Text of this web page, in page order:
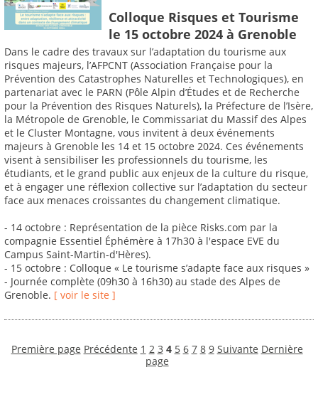
Colloque Risques et Tourisme
le 15 octobre 2024 à Grenoble
Dans le cadre des travaux sur l’adaptation du tourisme aux
risques majeurs, l’AFPCNT (Association Française pour la
Prévention des Catastrophes Naturelles et Technologiques), en
partenariat avec le PARN (Pôle Alpin d’Études et de Recherche
pour la Prévention des Risques Naturels), la Préfecture de l’Isère,
la Métropole de Grenoble, le Commissariat du Massif des Alpes
et le Cluster Montagne, vous invitent à deux événements
majeurs à Grenoble les 14 et 15 octobre 2024. Ces événements
visent à sensibiliser les professionnels du tourisme, les
étudiants, et le grand public aux enjeux de la culture du risque,
et à engager une réflexion collective sur l’adaptation du secteur
face aux menaces croissantes du changement climatique.
- 14 octobre : Représentation de la pièce Risks.com par la
compagnie Essentiel Éphémère à 17h30 à l'espace EVE du
Campus Saint-Martin-d'Hères).
- 15 octobre : Colloque « Le tourisme s’adapte face aux risques »
- Journée complète (09h30 à 16h30) au stade des Alpes de
Grenoble. [ voir le site ]
Première page Précédente 1 2 3 4 5 6 7 8 9 Suivante Dernière
page